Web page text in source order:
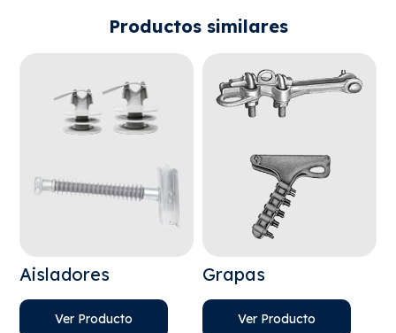
Productos similares
Aisladores
Ver Producto
Grapas
Ver Producto